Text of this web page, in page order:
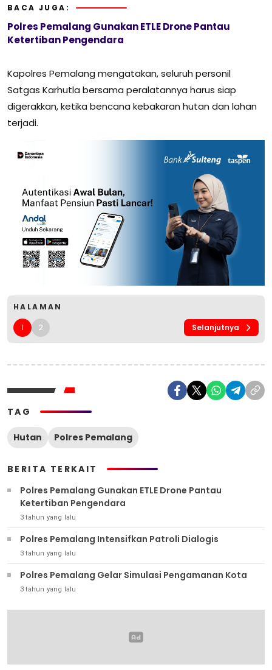
BACA JUGA:
Polres Pemalang Gunakan ETLE Drone Pantau
Ketertiban Pengendara
Kapolres Pemalang mengatakan, seluruh personil
Satgas Karhutla bersama peralatannya harus siap
digerakkan, ketika bencana kebakaran hutan dan lahan
terjadi.
HALAMAN
1 2 Selanjutnya
TAG
Hutan Polres Pemalang
BERITA TERKAIT
Polres Pemalang Gunakan ETLE Drone Pantau
Ketertiban Pengendara
3 tahun yang lalu
Polres Pemalang Intensifkan Patroli Dialogis
3 tahun yang lalu
Polres Pemalang Gelar Simulasi Pengamanan Kota
3 tahun yang lalu